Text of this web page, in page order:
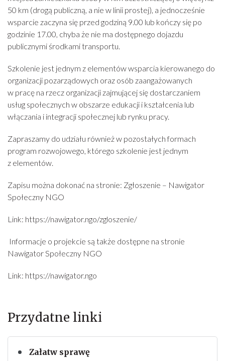
Przydatne linki
Załatw sprawę
50 km (drogą publiczną, a nie w linii prostej), a jednocześnie
wsparcie zaczyna się przed godziną 9.00 lub kończy się po
godzinie 17.00, chyba że nie ma dostępnego dojazdu
publicznymi środkami transportu.
Szkolenie jest jednym z elementów wsparcia kierowanego do
organizacji pozarządowych oraz osób zaangażowanych
w pracę na rzecz organizacji zajmującej się dostarczaniem
usług społecznych w obszarze edukacji i kształcenia lub
włączania i integracji społecznej lub rynku pracy.
Zapraszamy do udziału również w pozostałych formach
program rozwojowego, którego szkolenie jest jednym
z elementów.
Zapisu można dokonać na stronie: Zgłoszenie – Nawigator
Społeczny NGO
Link: https://nawigator.ngo/zgloszenie/
Informacje o projekcie są także dostępne na stronie
Nawigator Społeczny NGO
Link: https://nawigator.ngo